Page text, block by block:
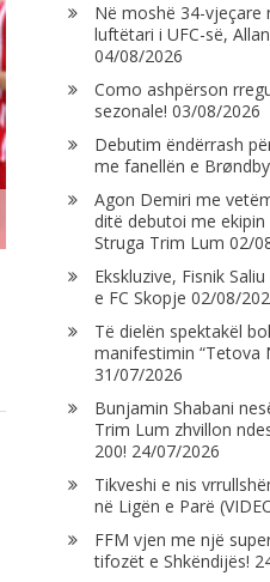
Në moshë 34-vjeçare
luftëtari i UFC-së,
04/08/2026
Como ashpërson
sezonale! 03/08/2026
Debutim ëndërrash
me fanellën e
Agon Demiri me
ditë debutoi me ekipin
Struga Trim Lum 02/
Ekskluzive, Fisnik
e FC Skopje 02/08/
Të dielën spektakël
manifestimin “Tetova
31/07/2026
Bunjamin Shabani
Trim Lum zhvillon
200! 24/07/2026
Tikveshi e nis
në Ligën e Parë
FFM vjen me një
tifozët e Shkëndijës!